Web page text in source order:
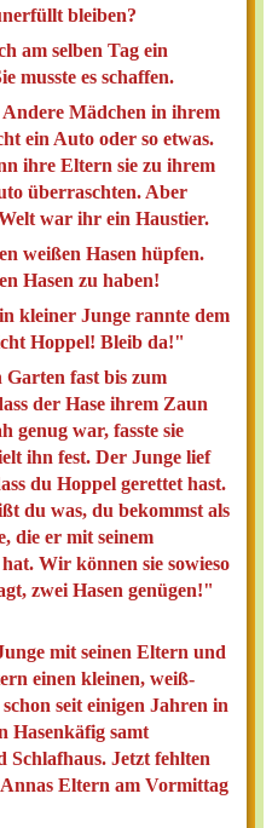
bleiben?
am selben Tag ein
musste es schaffen.
Andere Mädchen in ihrem
ein Auto oder so etwas.
ihre Eltern sie zu ihrem
überraschten. Aber
war ihr ein Haustier.
weißen Hasen hüpfen.
Hasen zu haben!
kleiner Junge rannte dem
Hoppel! Bleib da!"
fast bis zum
der Hase ihrem Zaun
genug war, fasste sie
ihn fest. Der Junge lief
du Hoppel gerettet hast.
du was, du bekommst als
die er mit seinem
Wir können sie sowieso
zwei Hasen genügen!"
mit seinen Eltern und
einen kleinen, weiß-
seit einigen Jahren in
Hasenkäfig samt
Schlafhaus. Jetzt fehlten
Eltern am Vormittag